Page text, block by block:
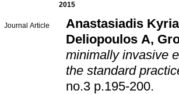
2015
Journal Article
Anastasiadis
Deliopoulos A,
minimally invasive
the standard
no.3 p.195-200.